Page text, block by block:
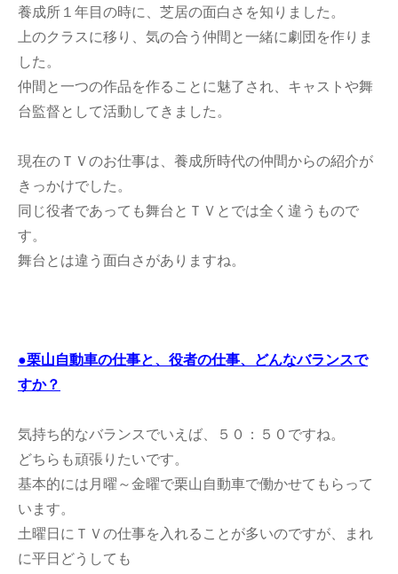
養成所１年目の時に、芝居の面白さを知りました。
上のクラスに移り、気の合う仲間と一緒に劇団を作りま
した。
仲間と一つの作品を作ることに魅了され、キャストや舞
台監督として活動してきました。
現在のＴＶのお仕事は、養成所時代の仲間からの紹介が
きっかけでした。
同じ役者であっても舞台とＴＶとでは全く違うもので
す。
舞台とは違う面白さがありますね。
●栗山自動車の仕事と、役者の仕事、どんなバランスで
すか？
気持ち的なバランスでいえば、５０：５０ですね。
どちらも頑張りたいです。
基本的には月曜～金曜で栗山自動車で働かせてもらって
います。
土曜日にＴＶの仕事を入れることが多いのですが、まれ
に平日どうしても